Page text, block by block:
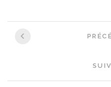
entre